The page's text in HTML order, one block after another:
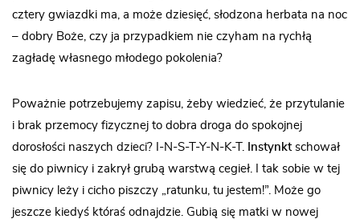
cztery gwiazdki ma, a może dziesięć, słodzona herbata na noc
– dobry Boże, czy ja przypadkiem nie czyham na rychłą
zagładę własnego młodego pokolenia?
Poważnie potrzebujemy zapisu, żeby wiedzieć, że przytulanie
i brak przemocy fizycznej to dobra droga do spokojnej
dorosłości naszych dzieci? I-N-S-T-Y-N-K-T. Instynktschował
się do piwnicy i zakrył grubą warstwą cegieł. I tak sobie w tej
piwnicy leży i cicho piszczy „ratunku, tu jestem!”. Może go
jeszcze kiedyś któraś odnajdzie. Gubią się matki w nowej